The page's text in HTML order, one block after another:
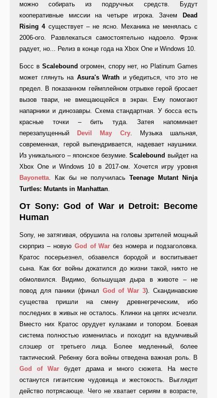
можно собирать из подручных средств. Будут
кооперативные миссии на четыре игрока. Зачем
Dead
Rising 4существует – не ясно. Механика не менялась с
2006-ого. Развлекаться самостоятельно надоело. Фрэнк
радует, но... Релиз в конце года на Xbox One и Windows 10.
Босс в Scalebound огромен, спору нет, но Platinum Games
может глянуть на Asura's Wrath и убедиться, что это не
предел. В показанном геймплейном отрывке герой бросает
вызов твари, не вмещающейся в экран. Ему помогают
напарники и динозавры. Схема стандартная. У босса есть
красные точки – бить туда. Затея напоминает
перезапущенный
Devil May Cry. Музыка шальная,
современная, герой выпендривается, надевает наушники.
Из уникального – японское безумие.Scalebound выйдет на
Xbox One и Windows 10 в 2017-ом. Хочется игру уровня
Bayonetta. Как бы не получиласьTeenage Mutant Ninja
Turtles: Mutants in Manhattan.
От Sony: God of War и Detroit: Become
Human
Sony, не затягивая, обрушила на головы зрителей мощный
сюрприз – новую God of War без номера и подзаголовка.
Кратос посерьезнел, обзавелся бородой и воспитывает
сына. Как бог войны докатился до жизни такой, никто не
обмолвился. Видимо, большущая дыра в животе – не
повод для паники (финал God of War 3). Скандинавские
существа пришли на смену древнегреческим, ибо
последних в живых не осталось. Клинки на цепях исчезли.
Вместо них Кратос орудует кулаками и топором. Боевая
система полностью изменилась и походит на вдумчивый
слэшер от третьего лица. Более медленный, более
тактический. Ребенку бога войны отведена важная роль. В
God of Warбудет драма и много сюжета. На месте
останутся гигантские чудовища и жестокость. Выглядит
действо потрясающе. Чего не хватает сериям в возрасте,